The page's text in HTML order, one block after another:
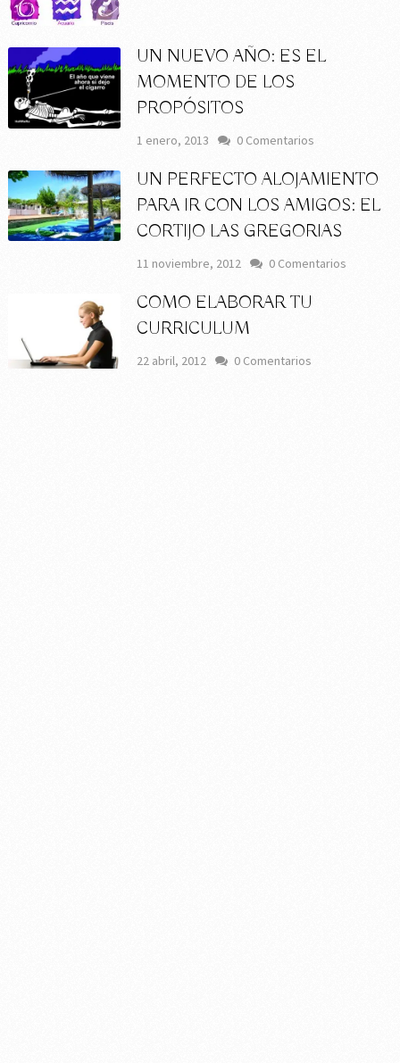
UN NUEVO AÑO: ES EL
MOMENTO DE LOS
PROPÓSITOS
1 enero, 2013 0 Comentarios
UN PERFECTO ALOJAMIENTO
PARA IR CON LOS AMIGOS: EL
CORTIJO LAS GREGORIAS
11 noviembre, 2012 0 Comentarios
COMO ELABORAR TU
CURRICULUM
22 abril, 2012 0 Comentarios